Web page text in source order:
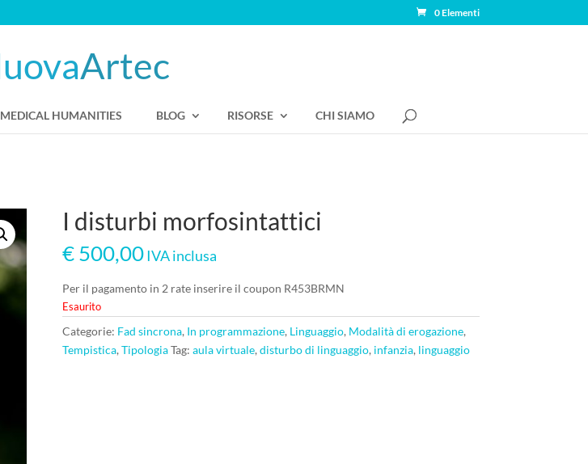
0 Elementi
MEDICAL HUMANITIES BLOG RISORSE CHI SIAMO
I disturbi morfosintattici
€500,00 IVA inclusa
Per il pagamento in 2 rate inserire il coupon R453BRMN
Esaurito
Categorie: Fad sincrona, In programmazione, Linguaggio, Modalità di erogazione,
Tempistica, Tipologia Tag: aula virtuale, disturbo di linguaggio, infanzia, linguaggio